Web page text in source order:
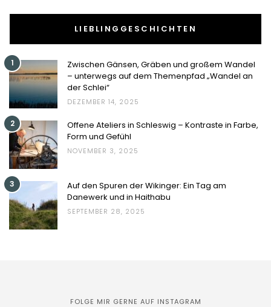
LIEBLINGGESCHICHTEN
1
Zwischen Gänsen, Gräben und großem Wandel
– unterwegs auf dem Themenpfad „Wandel an
der Schlei“
DEZEMBER 14, 2025
2
Offene Ateliers in Schleswig – Kontraste in Farbe,
Form und Gefühl
NOVEMBER 3, 2025
3
Auf den Spuren der Wikinger: Ein Tag am
Danewerk und in Haithabu
SEPTEMBER 28, 2025
FOLGE MIR GERNE AUF INSTAGRAM